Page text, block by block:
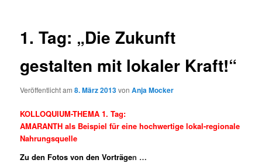
1. Tag: „Die Zukunft
gestalten mit lokaler Kraft!“
Veröffentlicht am8. März 2013vonAnja Mocker
KOLLOQUIUM-THEMA 1. Tag:
AMARANTH als Beispiel für eine hochwertige lokal-regionale
Nahrungsquelle
Zu den Fotos von den Vorträgen …